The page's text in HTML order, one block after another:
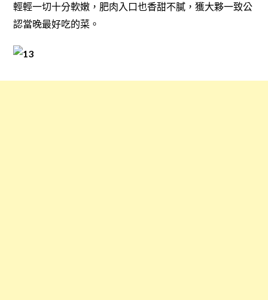
輕輕一切十分軟嫩，肥肉入口也香甜不膩，獲大夥一致公
認當晚最好吃的菜。